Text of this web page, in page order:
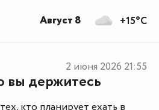
вы держитесь
2 июня 2026 21:55
кто планирует ехать в
+15°C
Август 8